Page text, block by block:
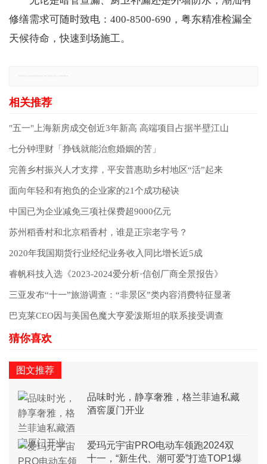
修缮需求可随时致电：400-8500-690，粤东精准检漏全
天候待命，快速到场施工。
"五一"上海新房成交创近3年新高 高端项目占据半壁江山
七分钟理财「挣钱就能治愈婚姻的苦」
完善乡村振兴人才支撑，平安普惠助乡村地区“活”起来
面向年轻和有抱负的企业家的21个成功秘诀
中国已为企业减免三项社保费超9000亿元
苏州稻香村和北京稻香村，谁是正宗老字号？
2020年我国期货行业经纪业务收入同比增长近5成
睿帆科技入选《2023-2024爱分析·信创厂商全景报告》
三亚发布“十一”旅游调查：“非景区”类内容消费特征显著
巴克莱CEO因与美国色魔大亨爱泼斯坦的联系接受调查
图文推荐
品味时光，静享奢雅，格兰菲迪私藏
酒窖厦门开业
爱玛元宇宙PRO电动车领跑2024双
十一，“新生代、潮可爱”打造TOP1爆